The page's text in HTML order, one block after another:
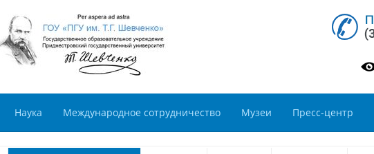
Наука Международное сотрудничество Музеи Пресс-центр